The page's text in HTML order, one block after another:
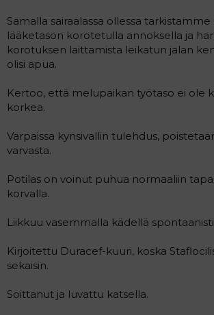
Samalla sairaalassa ollessa
lääketason korotetulla annoksella ja
korotuksen laittamista leikatun jalan
olisi apua.
Kertoo, että melupaikan työtaso ei ole
korkea.
Varpaissa kynsivallin tulehdus,
varvasta.
Potilas on voinut puhua normaaliin
korvalla.
Liikkuu vasemmalla kädellä spontaanisti
Kirjoitettu Duracef-kuuri, koska
sekaisin.
Soittanut ja luvattu katsella.